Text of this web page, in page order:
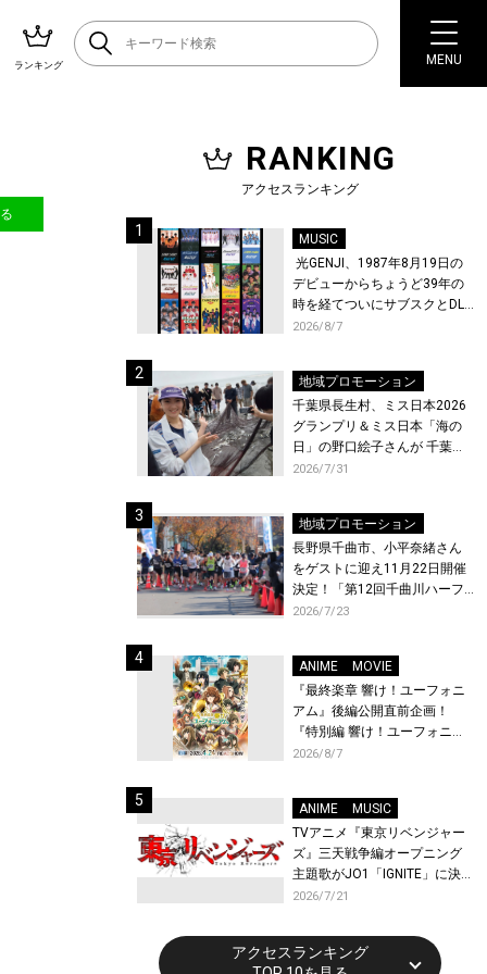
ランキング MENU
RANKING
アクセスランキング
MUSIC
光GENJI、1987年8月19日の
デビューからちょうど39年の
時を経てついにサブスクとDL
配信が解禁！
2026/8/7
地域プロモーション
千葉県長生村、ミス日本2026
グランプリ＆ミス日本「海の
日」の野口絵子さんが 千葉県
唯一の村・長生村で地引網を
2026/7/31
地域プロモーション
長野県千曲市、小平奈緒さん
をゲストに迎え11月22日開催
決定！「第12回千曲川ハーフ
マラソン」エントリー受付開
2026/7/23
ANIME
MOVIE
『最終楽章 響け！ユーフォニ
アム』後編公開直前企画！
『特別編 響け！ユーフォニア
ム〜アンサンブルコンテス
映が決定！
2026/8/7
ANIME
MUSIC
TVアニメ『東京リベンジャー
ズ』三天戦争編オープニング
主題歌がJO1「IGNITE」に決
定！メンバー全員から喜びと
トが到着！9月に東京・大阪で
先行上映会を開催！
2026/7/21
アクセスランキング